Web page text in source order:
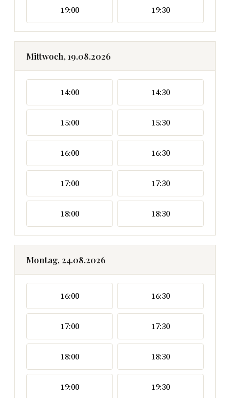
19:00 19:30
Mittwoch, 19.08.2026
14:00 14:30
15:00 15:30
16:00 16:30
17:00 17:30
18:00 18:30
Montag, 24.08.2026
16:00 16:30
17:00 17:30
18:00 18:30
19:00 19:30